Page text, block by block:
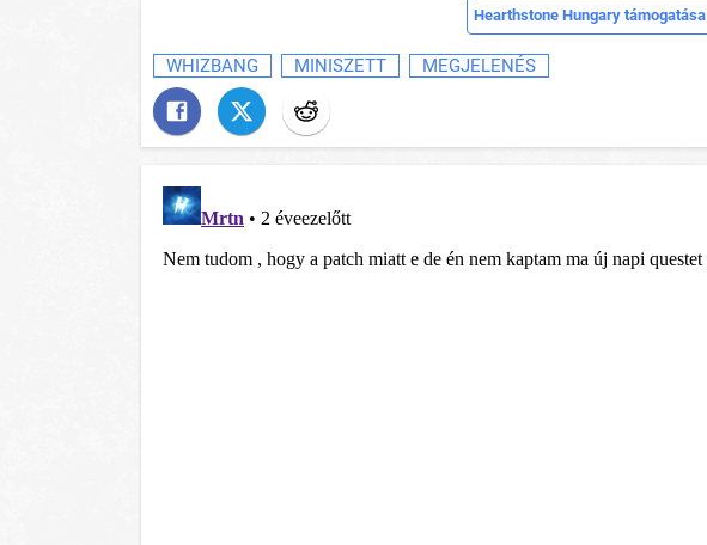
Hearthstone Hungary támogatása
WHIZBANG MINISZETT MEGJELENÉS